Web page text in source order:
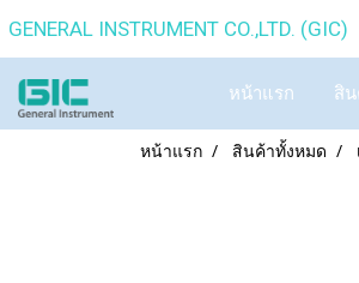
GENERAL
หน้าแรก สิ
หน้าแรก สินค้าทั้งหมด